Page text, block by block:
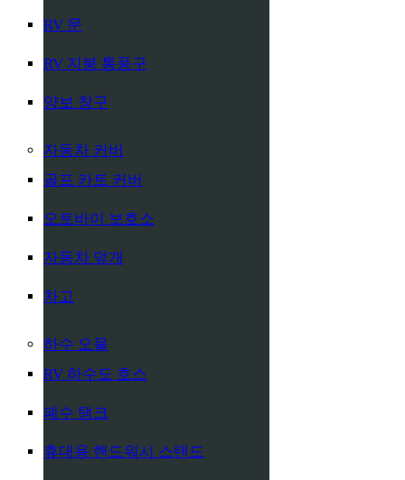
RV 문
RV 지붕 통풍구
양보 창구
자동차 커버
골프 카트 커버
오토바이 보호소
자동차 덮개
차고
하수 오물
RV 하수도 호스
폐수 탱크
휴대용 핸드워시 스탠드